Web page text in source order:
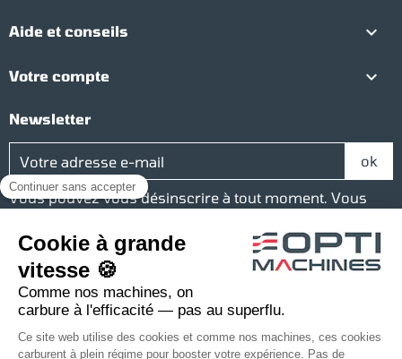
Aide et conseils 
Votre compte 
Newsletter
Vous pouvez vous désinscrire à tout moment. Vous
les conditions d'utilisation du site.
Réseaux sociaux
FacebookYouTubeInstagram
LinkedIn